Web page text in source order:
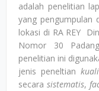
adalah penelitian
yang pengumpulan
lokasi di RA REY
Nomor 30
penelitian ini
jenis peneltian
secara sistematis,